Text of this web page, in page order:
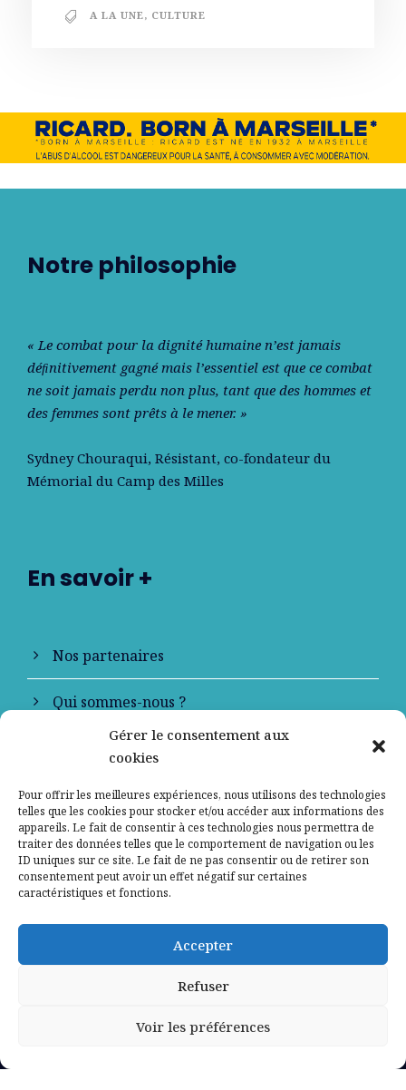
Gérer le consentement aux
cookies
Pour offrir les meilleures expériences, nous utilisons des technologies
telles que les cookies pour stocker et/ou accéder aux informations des
appareils. Le fait de consentir à ces technologies nous permettra de
traiter des données telles que le comportement de navigation ou les
ID uniques sur ce site. Le fait de ne pas consentir ou de retirer son
consentement peut avoir un effet négatif sur certaines
caractéristiques et fonctions.
Accepter
Refuser
Voir les préférences
A LA UNE, CULTURE
Notre philosophie
« Le combat pour la dignité humaine n’est jamais
déﬁnitivement gagné mais l’essentiel est que ce combat
ne soit jamais perdu non plus, tant que des hommes et
des femmes sont prêts à le mener. »
Sydney Chouraqui, Résistant, co-fondateur du
Mémorial du Camp des Milles
En savoir +
Nos partenaires
Qui sommes-nous ?
Contactez-nous
Mentions légales
Politique de confidentialité